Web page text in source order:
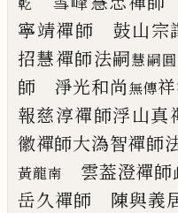
寧靖禪師 鼓山宗
招慧禪師法嗣慧嗣
師 淨光和尚無傳
報慈淳禪師浮山真
徽禪師大溈智禪師
黃龍南
雲葢澄禪師
岳久禪師 陳與義